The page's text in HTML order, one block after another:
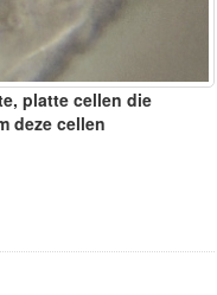
platte cellen die
deze cellen